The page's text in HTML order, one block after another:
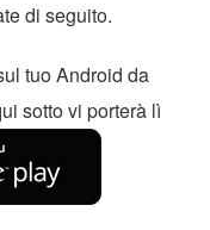
di seguito.
tuo Android da
sotto vi porterà lì